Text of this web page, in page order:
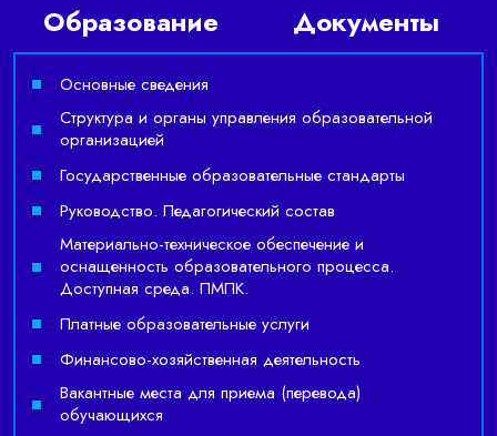
Образование
Документы
Основные сведения
Структура и органы управления образовательной
организацией
Государственные образовательные стандарты
Руководство. Педагогический состав
Материально-техническое обеспечение и
оснащенность образовательного процесса.
Доступная среда. ПМПК.
Платные образовательные услуги
Финансово-хозяйственная деятельность
Вакантные места для приема (перевода)
обучающихся